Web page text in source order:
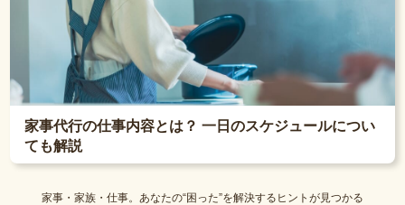
家事代行の仕事内容とは？ 一日のスケジュールについ
ても解説
家事・家族・仕事。あなたの“困った”を解決するヒントが見つかる